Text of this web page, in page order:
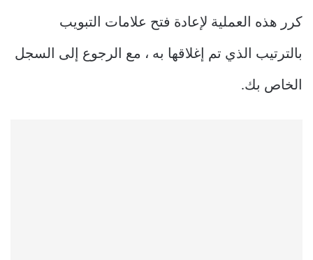
كرر هذه العملية لإعادة فتح علامات التبويب
بالترتيب الذي تم إغلاقها به ، مع الرجوع إلى السجل
الخاص بك.